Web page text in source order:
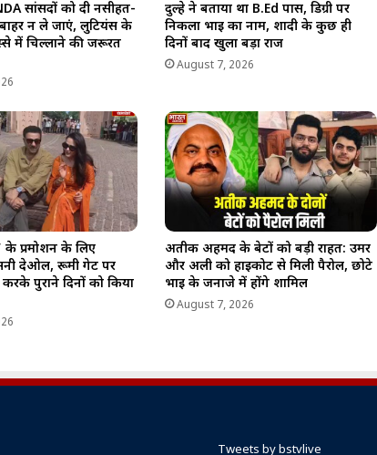
सांसदों को दी नसीहत-
न ले जाएं, लुटियंस के
में चिल्लाने की जरूरत
दुल्हे ने बताया था B.Ed पास, डिग्री पर
निकला भाई का नाम, शादी के कुछ ही
दिनों बाद खुला बड़ा राज
August 7, 2026
के प्रमोशन के लिए
देओल, रूमी गेट पर
करके पुराने दिनों को किया
अतीक अहमद के बेटों को बड़ी राहत: उमर
और अली को हाईकोर्ट से मिली पैरोल, छोटे
भाई के जनाजे में होंगे शामिल
August 7, 2026
Tweets by bstvlive